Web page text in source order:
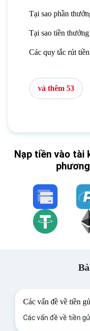
Tại sao phần
Tại sao tiền
Các quy tắc rút
và thêm 53
Nạp tiền vào tài
Các vấn đề về tiền
Các vấn đề về tiền